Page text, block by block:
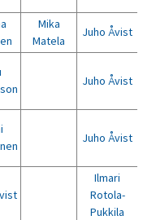
Mika
Matela
Juho Åvist
Juho Åvist
Juho Åvist
Ilmari
Rotola-
Pukkila